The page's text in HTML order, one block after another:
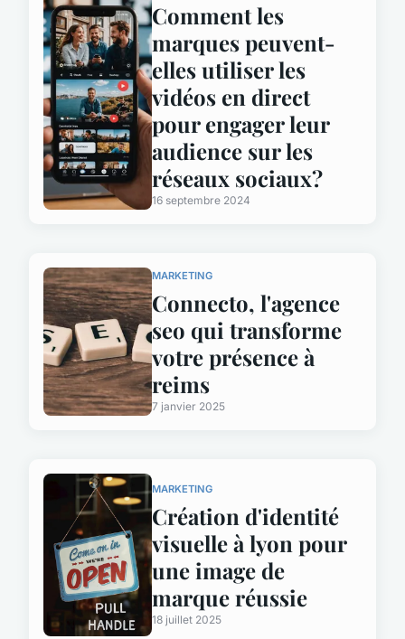
Comment les
marques peuvent-
elles utiliser les
vidéos en direct
pour engager leur
audience sur les
réseaux sociaux?
16 septembre 2024
MARKETING
Connecto, l'agence
seo qui transforme
votre présence à
reims
7 janvier 2025
MARKETING
Création d'identité
visuelle à lyon pour
une image de
marque réussie
18 juillet 2025